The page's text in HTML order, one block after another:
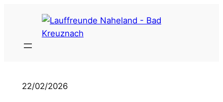
22/02/2026